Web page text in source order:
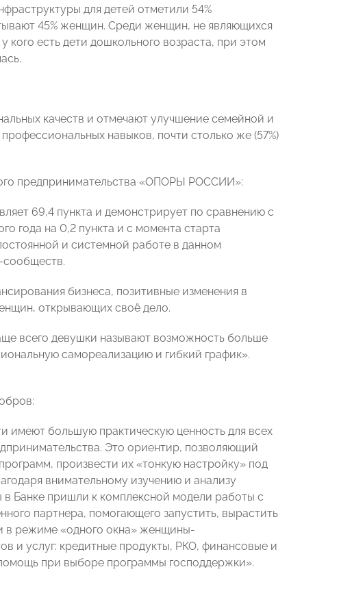
для детей отметили 54%
45% женщин. Среди женщин, не являющихся
кого есть дети дошкольного возраста, при этом
качеств и отмечают улучшение семейной и
навыков, почти столько же (57%)
предпринимательства «ОПОРЫ РОССИИ»:
69,4 пункта и демонстрирует по сравнению с
года на 0,2 пункта и с момента старта
и системной работe в данном
сообществ.
бизнеса, позитивные изменения в
открывающих своё дело.
всего девушки называют возможность больше
самореализацию и гибкий график».
имеют большую практическую ценность для всех
Это ориентир, позволяющий
произвести их «тонкую настройку» под
внимательному изучению и анализу
Банке пришли к комплексной модели работы с
партнера, помогающего запустить, вырастить
в режиме «одного окна» женщины-
и услуг: кредитные продукты, РКО, финансовые и
при выборе программы господдержки».